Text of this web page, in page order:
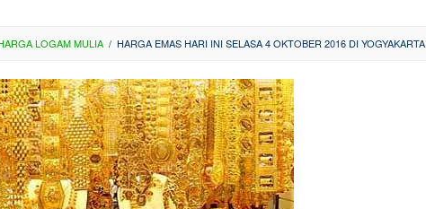
LOGAM MULIA / HARGA EMAS HARI INI SELASA 4 OKTOBER 2016 DI YOGYAKARTA